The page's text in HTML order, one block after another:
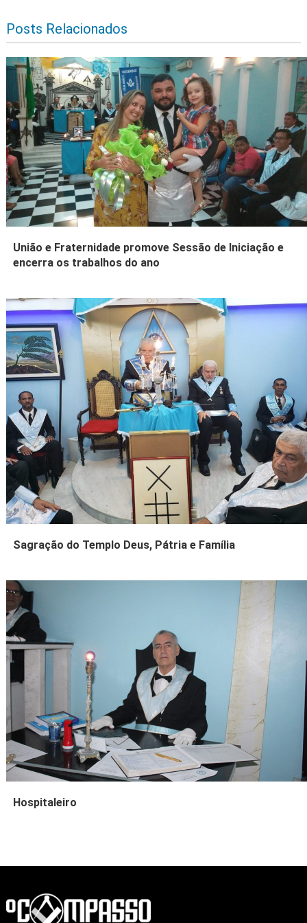
Posts Relacionados
União e Fraternidade promove Sessão de Iniciação e
encerra os trabalhos do ano
Sagração do Templo Deus, Pátria e Família
Hospitaleiro